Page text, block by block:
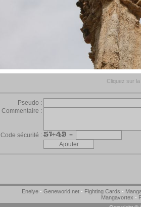
Cliquez sur
Pseudo :
Commentaire :
Code sécurité : =
Enelye- Geneworld.net- Fighting Cards -
Mangavortex -